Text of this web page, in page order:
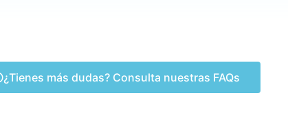
¿Tienes más dudas? Consulta nuestras FAQs